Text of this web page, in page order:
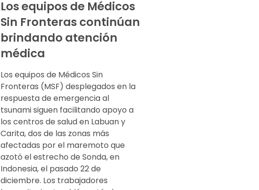
Los equipos de Médicos
Sin Fronteras continúan
brindando atención
médica
Los equipos de Médicos Sin
Fronteras (MSF) desplegados en la
respuesta de emergencia al
tsunami siguen facilitando apoyo a
los centros de salud en Labuan y
Carita, dos de las zonas más
afectadas por el maremoto que
azotó el estrecho de Sonda, en
Indonesia, el pasado 22 de
diciembre. Los trabajadores